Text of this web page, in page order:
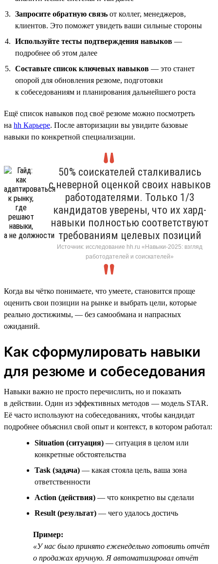
Запросите обратную связь от коллег, менеджеров,
клиентов. Это поможет увидеть ваши сильные стороны
Используйте тесты подтверждения навыков —
подробнее об этом далее
Составьте список ключевых навыков — это станет
опорой для обновления резюме, подготовки
к собеседованиям и планирования дальнейшего роста
Ещё список навыков под своё резюме можно посмотреть
на hh Карьере. После авторизации вы увидите базовые
навыки по конкретной специализации.
50% соискателей сталкивались
с неверной оценкой своих навыков
работодателями. Только 1/3
кандидатов уверены, что их хард-
навыки полностью соответствуют
требованиям целевых позиций
Источник: исследование hh.ru «Навыки-2025: взгляд
работодателей и соискателей»
Когда вы чётко понимаете, что умеете, становится проще
оценить свои позиции на рынке и выбрать цели, которые
реально достижимы, — без самообмана и напрасных
ожиданий.
Как сформулировать навыки
для резюме и собеседования
Навыки важно не просто перечислить, но и показать
в действии. Один из эффективных методов — модель STAR.
Её часто используют на собеседованиях, чтобы кандидат
подробнее объяснил свой опыт и контекст, в котором работал:
Situation (ситуация) — ситуация в целом или
конкретные обстоятельства
Task (задача) — какая стояла цель, ваша зона
ответственности
Action (действия) — что конкретно вы сделали
Result (результат) — чего удалось достичь
Пример:
«У нас было принято еженедельно готовить отчёт
о продажах вручную. Я автоматизировал отчёт